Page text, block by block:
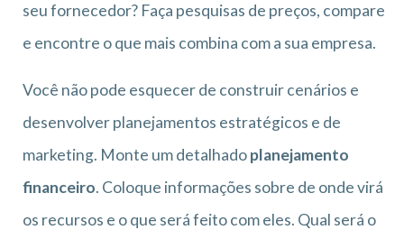
seu fornecedor? Faça pesquisas de preços, compare
e encontre o que mais combina com a sua empresa.
Você não pode esquecer de construir cenários e
desenvolver planejamentos estratégicos e de
marketing. Monte um detalhadoplanejamento
financeiro. Coloque informações sobre de onde virá
os recursos e o que será feito com eles. Qual será o